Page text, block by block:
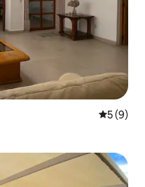
5 de
5 (9)